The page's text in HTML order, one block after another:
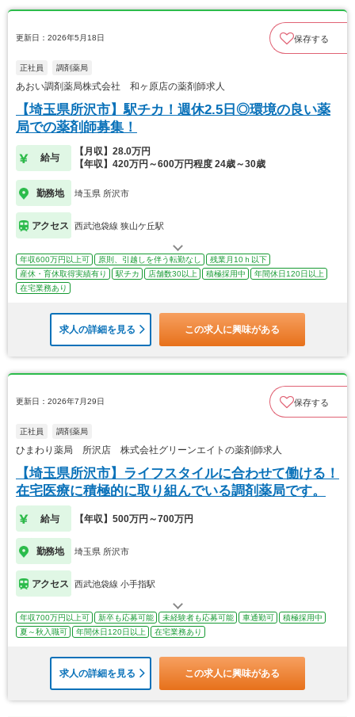
更新日：2026年5月18日 保存する
正社員 調剤薬局
あおい調剤薬局株式会社 和ヶ原店の薬剤師求人
【埼玉県所沢市】駅チカ！週休2.5日◎環境の良い薬
局での薬剤師募集！
給与
【月収】28.0万円
【年収】420万円～600万円程度 24歳～30歳
勤務地 埼玉県 所沢市
アクセス 西武池袋線 狭山ケ丘駅
年収600万円以上可 原則、引越しを伴う転勤なし
残業月10ｈ以下
産休・育休取得実績有り
駅チカ 店舗数30以上 積極採用中
年間休日120日以上
在宅業務あり
求人の詳細を見る この求人に興味がある
更新日：2026年7月29日 保存する
正社員 調剤薬局
ひまわり薬局 所沢店 株式会社グリーンエイトの薬剤師求人
【埼玉県所沢市】ライフスタイルに合わせて働ける！
在宅医療に積極的に取り組んでいる調剤薬局です。
給与 【年収】500万円～700万円
勤務地 埼玉県 所沢市
アクセス 西武池袋線 小手指駅
年収700万円以上可 新卒も応募可能 未経験者も応募可能 車通勤可
積極採用中
夏～秋入職可
年間休日120日以上 在宅業務あり
求人の詳細を見る この求人に興味がある